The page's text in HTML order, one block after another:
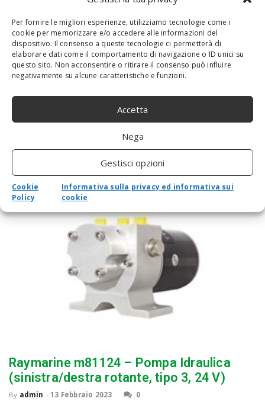
Per fornire le migliori esperienze, utilizziamo tecnologie come i
cookie per memorizzare e/o accedere alle informazioni del
dispositivo. Il consenso a queste tecnologie ci permetterà di
elaborare dati come il comportamento di navigazione o ID unici su
questo sito. Non acconsentire o ritirare il consenso può influire
negativamente su alcune caratteristiche e funzioni.
Accetta
Nega
Gestisci opzioni
Cookie
Policy
Informativa sulla privacy ed informativa sui
cookie
LG PORTATIL GRAM (17Z90Q-G.AD78B)
17Â€ IPS/WQXGA 2560 X 1600/350
NITS/CORE I7-1260P/32GB RAM
DDR5/1024 GB SSD/WINDOWS 11/PESO 1
350 KG/2X USB TIPO C/2X USB TIPO
A/80WH
Byadmin -14 Febbraio 2023 0
LG PORTATIL GRAM (17Z90Q-G.AD78B) 17Â€ IPS/WQXGA 2560
X 1600/350 NITS/CORE I7-1260P/32GB RAM DDR5/1024 GB
SSD/WINDOWS 11/PESO 1 350 KG/2X USB TIPO C/2X USB TIPO
A/80WH Prezzo: (alla data del -...
Raymarine m81124 – Pompa Idraulica
(sinistra/destra rotante, tipo 3, 24 V)
By admin - 13 Febbraio 2023 0